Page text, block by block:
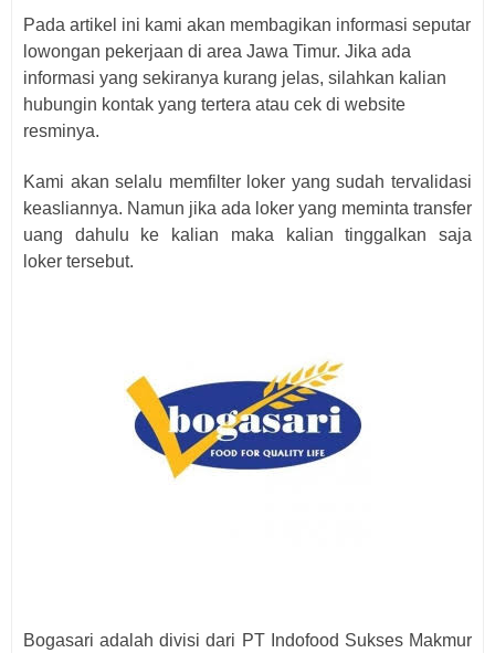
Pada artikel ini kami akan membagikan informasi seputar
lowongan pekerjaan di area Jawa Timur. Jika ada
informasi yang sekiranya kurang jelas, silahkan kalian
hubungin kontak yang tertera atau cek di website
resminya.
Kami akan selalu memfilter loker yang sudah tervalidasi
keasliannya. Namun jika ada loker yang meminta transfer
uang dahulu ke kalian maka kalian tinggalkan saja
loker tersebut.
Bogasari adalah divisi dari PT Indofood Sukses Makmur